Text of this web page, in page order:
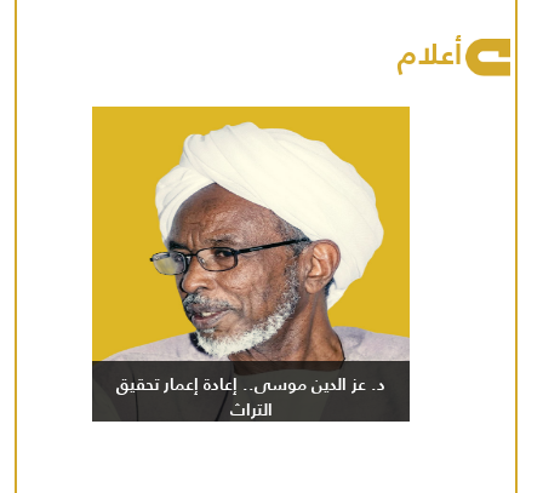
أعلام
د. عز الدين موسى.. إعادة إعمار تحقيق
التراث